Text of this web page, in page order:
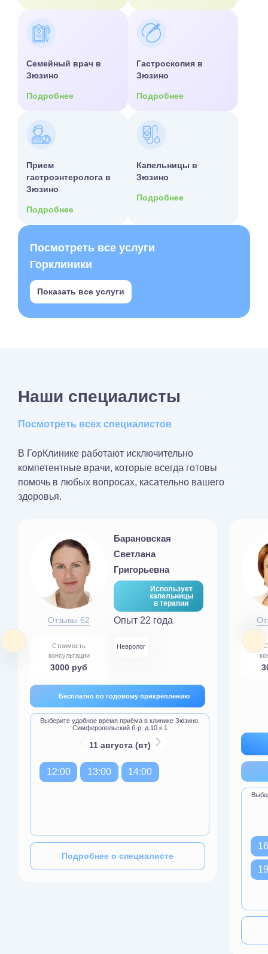
Семейный врач в
Зюзино
Подробнее
Гастроскопия в
Зюзино
Подробнее
Прием
гастроэнтеролога в
Зюзино
Подробнее
Капельницы в
Зюзино
Подробнее
Посмотреть все услуги
Горклиники
Показать все услуги
Наши специалисты
Посмотреть всех специалистов
В ГорКлинике работают исключительно
компетентные врачи, которые всегда готовы
помочь в любых вопросах, касательно вашего
здоровья.
Отзывы 62
Барановская
Светлана
Григорьевна
Использует
капельницы
в терапии
Опыт 22 года
Стоимость
консультации
3000 руб
Невролог
Бесплатно по годовому прикреплению
Выберите удобное время приёма в клинике Зюзино,
Симферопольский б-р, д.10 к.1
11 августа (вт)
12:00 13:00 14:00
Подробнее о специалисте